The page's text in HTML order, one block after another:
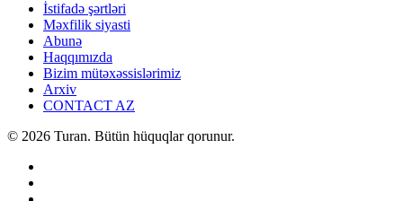
İstifadə şərtləri
Məxfilik siyasti
Abunə
Haqqımızda
Bizim mütəxəssislərimiz
Arxiv
CONTACT AZ
© 2026 Turan. Bütün hüquqlar qorunur.